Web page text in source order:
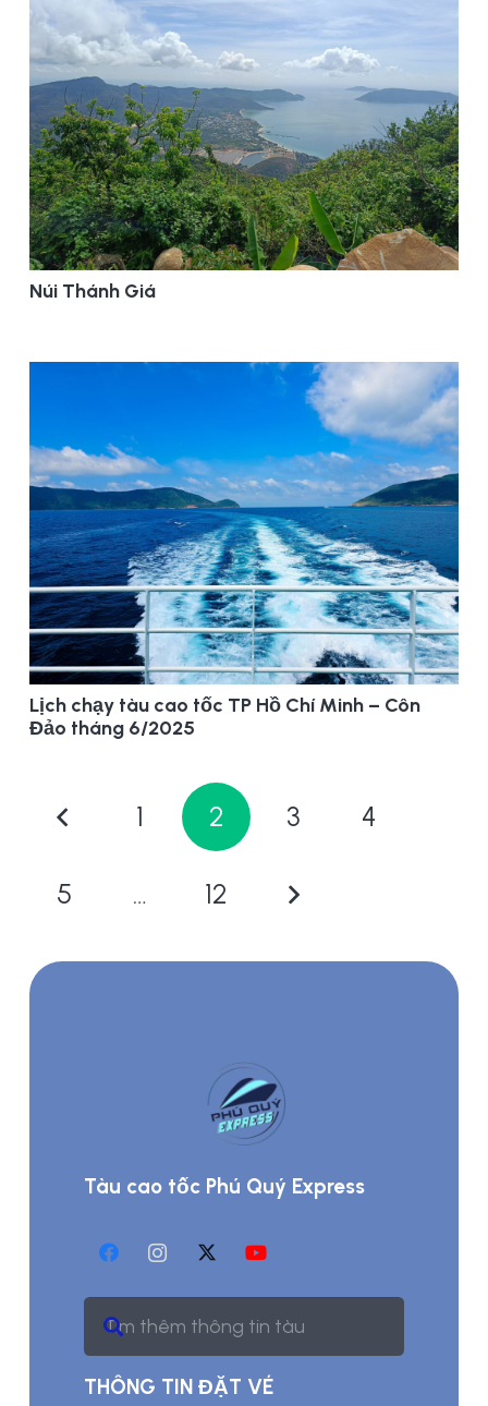
Núi Thánh Giá
Lịch chạy tàu cao tốc TP Hồ Chí Minh – Côn
Đảo tháng 6/2025
1 2 3 4
5 … 12
Tàu cao tốc Phú Quý Express
THÔNG TIN ĐẶT VÉ